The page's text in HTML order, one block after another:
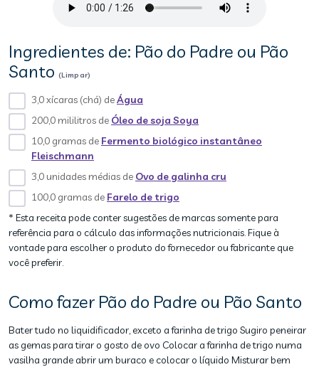
Ingredientes de: Pão do Padre ou Pão
Santo (Limpar)
3,0 xícaras (chá) deÁgua
200,0 mililitros de Óleo de soja Soya
10,0 gramas de Fermento biológico instantâneo
Fleischmann
3,0 unidades médias de Ovo de galinha cru
100,0 gramas de Farelo de trigo
* Esta receita pode conter sugestões de marcas somente para
referência para o cálculo das informações nutricionais. Fique à
vontade para escolher o produto do fornecedor ou fabricante que
você preferir.
Como fazer Pão do Padre ou Pão Santo
Bater tudo no liquidificador, exceto a farinha de trigo Sugiro peneirar
as gemas para tirar o gosto de ovo Colocar a farinha de trigo numa
vasilha grande abrir um buraco e colocar o líquido Misturar bem